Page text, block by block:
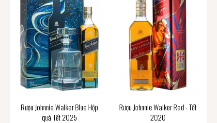
Rượu Johnnie Walker Blue Hộp
quà Tết 2025
Rượu Johnnie Walker Red - Tết
2020